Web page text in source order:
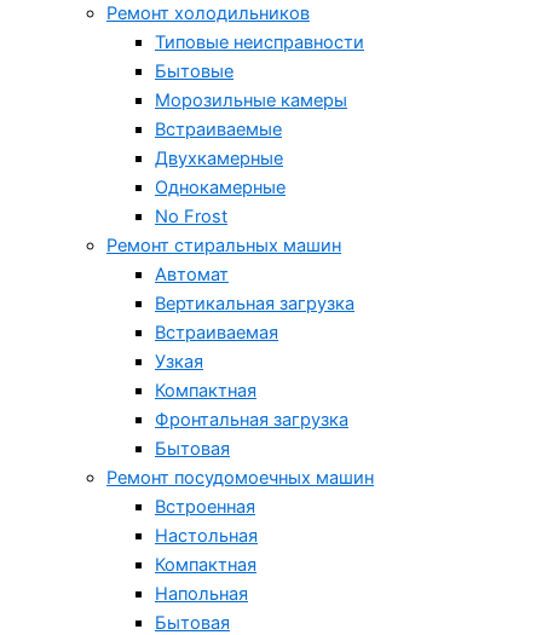
Ремонт холодильников
Типовые неисправности
Бытовые
Морозильные камеры
Встраиваемые
Двухкамерные
Однокамерные
No Frost
Ремонт стиральных машин
Автомат
Вертикальная загрузка
Встраиваемая
Узкая
Компактная
Фронтальная загрузка
Бытовая
Ремонт посудомоечных машин
Встроенная
Настольная
Компактная
Напольная
Бытовая